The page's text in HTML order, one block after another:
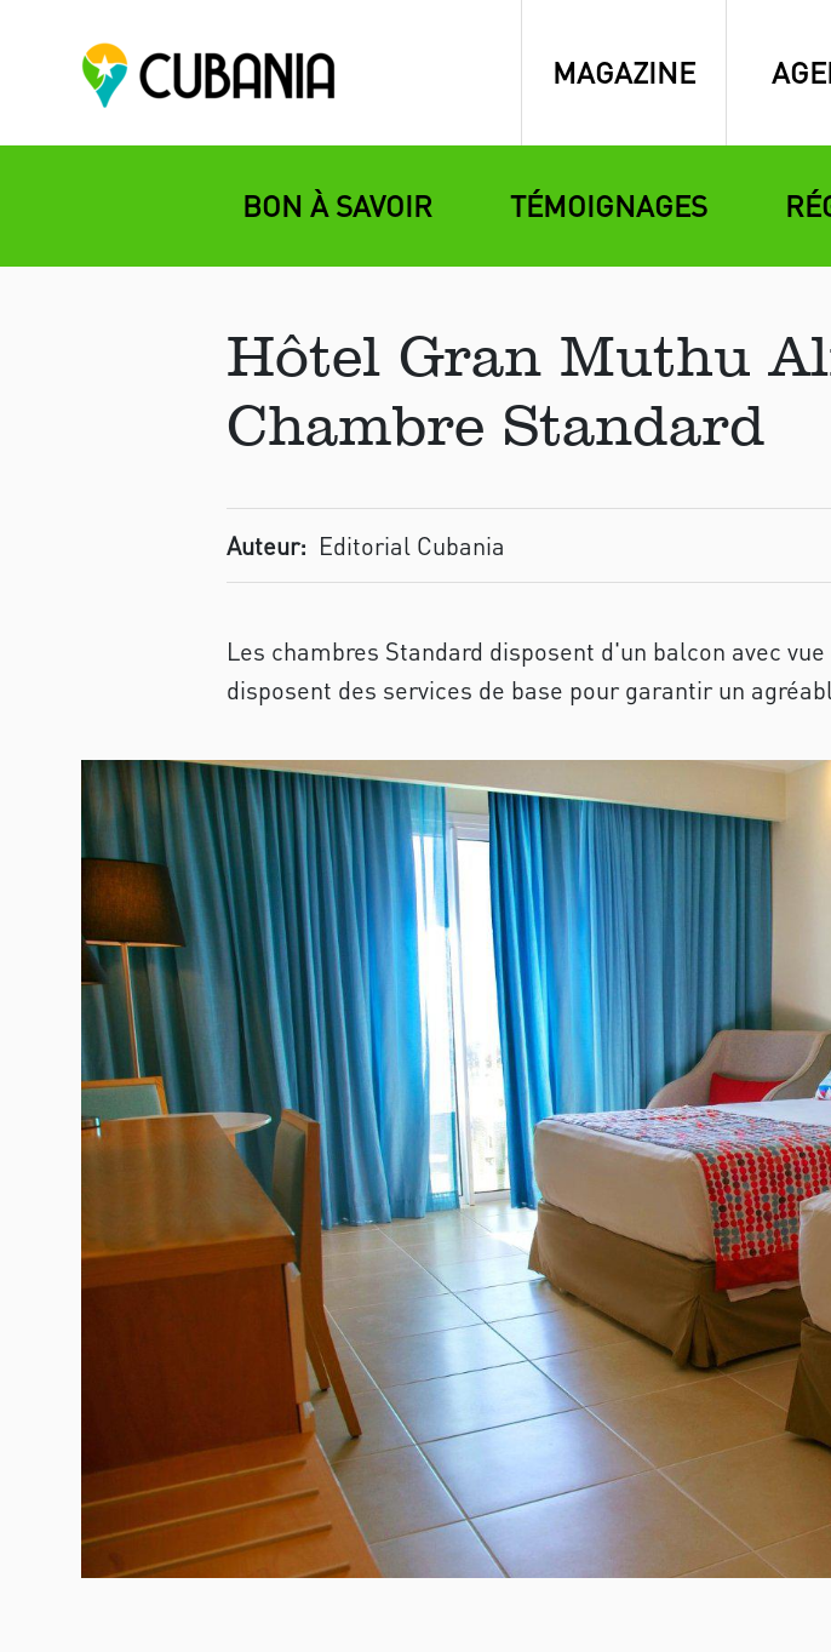
MAGAZINE
BON À SAVOIR TÉMOIGNAGES
Hôtel Gran Muthu
Chambre Standard
Auteur: Editorial Cubania
Les chambres Standard disposent d'un balcon avec
disposent des services de base pour garantir un